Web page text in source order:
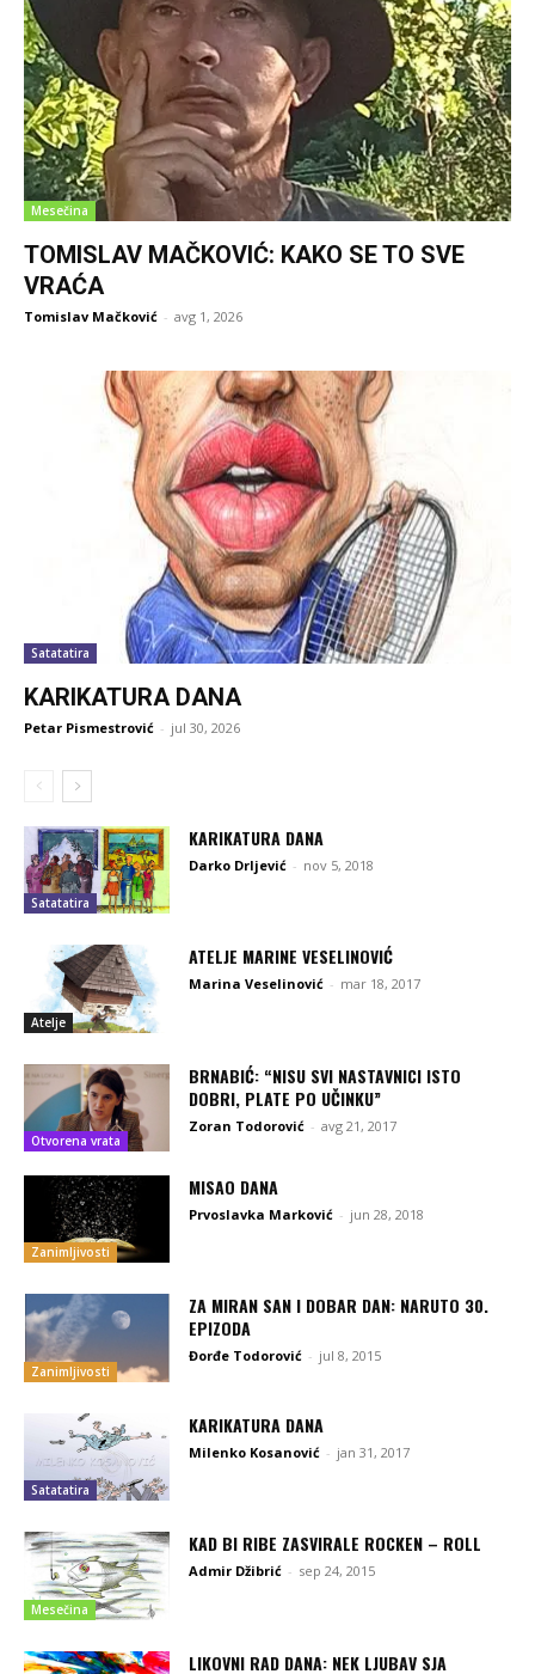
Mesečina
TOMISLAV MAČKOVIĆ: KAKO SE TO SVE
VRAĆA
Tomislav Mačković - avg 1, 2026
Satatatira
KARIKATURA DANA
Petar Pismestrović - jul 30, 2026
Satatatira
KARIKATURA DANA
Darko Drljević - nov 5, 2018
Atelje
ATELJE MARINE VESELINOVIĆ
Marina Veselinović - mar 18, 2017
Otvorena vrata
BRNABIĆ: “NISU SVI NASTAVNICI ISTO
DOBRI, PLATE PO UČINKU”
Zoran Todorović - avg 21, 2017
Zanimljivosti
MISAO DANA
Prvoslavka Marković - jun 28, 2018
Zanimljivosti
ZA MIRAN SAN I DOBAR DAN: NARUTO 30.
EPIZODA
Đorđe Todorović - jul 8, 2015
Satatatira
KARIKATURA DANA
Milenko Kosanović - jan 31, 2017
Mesečina
KAD BI RIBE ZASVIRALE ROCKEN – ROLL
Admir Džibrić - sep 24, 2015
LIKOVNI RAD DANA: NEK LJUBAV SJA